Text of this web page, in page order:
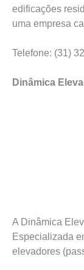
edificações
uma empresa
Telefone: (31)
Dinâmica
A Dinâmica
Especializada
elevadores